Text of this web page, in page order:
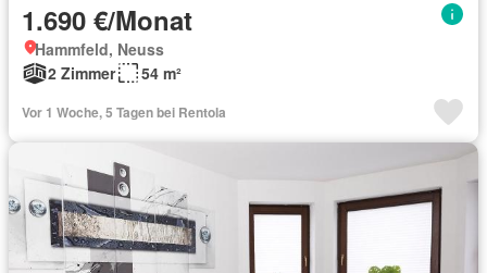
1.690 €/Monat
Hammfeld, Neuss
2 Zimmer
54 m²
Vor 1 Woche, 5 Tagen bei Rentola